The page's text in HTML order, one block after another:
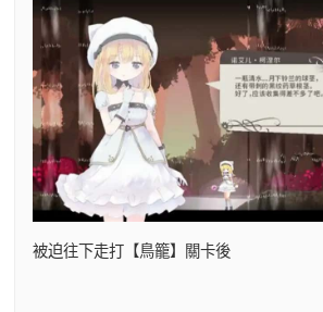
被迫往下走打【鳥籠】關卡後